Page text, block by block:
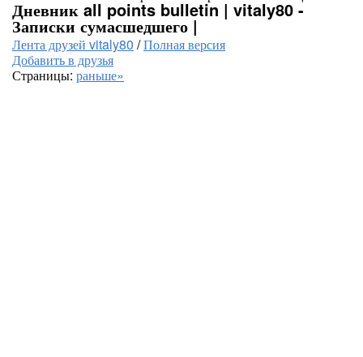
Дневник all points bulletin | vitaly80 -
Записки сумасшедшего |
Лента друзей vitaly80 /Полная версия
Добавить в друзья
Страницы: раньше»